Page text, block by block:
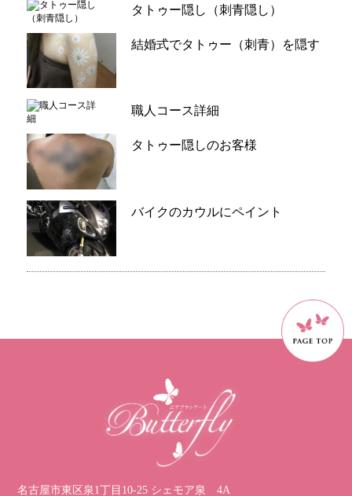
タトゥー隠し（刺青隠し）
結婚式でタトゥー（刺青）を隠す
職人コース詳細
タトゥー隠しのお客様
バイクのカウルにペイント
名古屋市東区泉1丁目10-25 シェモア泉 4A